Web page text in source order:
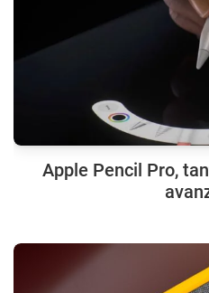
Apple Pencil Pro,